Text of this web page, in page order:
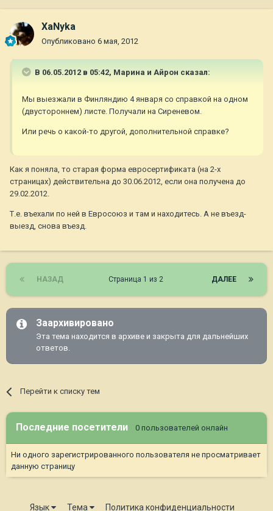
ХаNyka
Опубликовано 6 мая, 2012
В 06.05.2012 в 05:42, Марина и Айрон сказал:
Мы выезжали в Финляндию 4 января со справкой на одном
(двустороннем) листе. Получали на Сиреневом.
Или речь о какой-то другой, дополнительной справке?
Как я поняла, то старая форма евросертификата (на 2-х
страницах) действительна до 30.06.2012, если она получена до
29.02.2012.
Т.е. въехали по ней в Евросоюз и там и находитесь. А не въезд-
выезд, снова въезд.
НАЗАД ДАЛЕЕ
Страница 1 из 2
Заархивировано
Эта тема находится в архиве и закрыта для дальнейших
ответов.
Перейти к списку тем
Последние посетители 0 пользователей онлайн
Ни одного зарегистрированного пользователя не просматривает
данную страницу
Язык Тема Политика конфиденциальности